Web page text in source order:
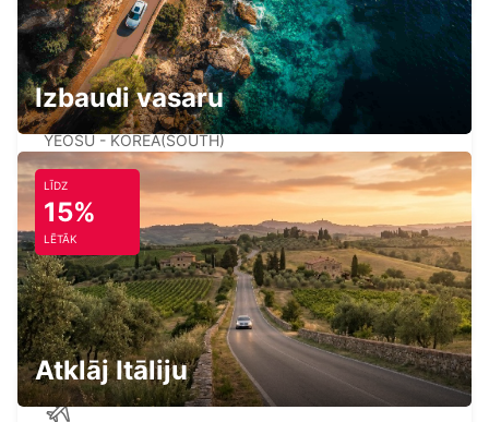
YEOSU EXPO STATION
YEOSU - KOREA(SOUTH)
GWANGJU
GWANGJU - KOREA(SOUTH)
Izbaudi vasaru
LĪDZ
15%
LĒTĀK
Atklāj Itāliju